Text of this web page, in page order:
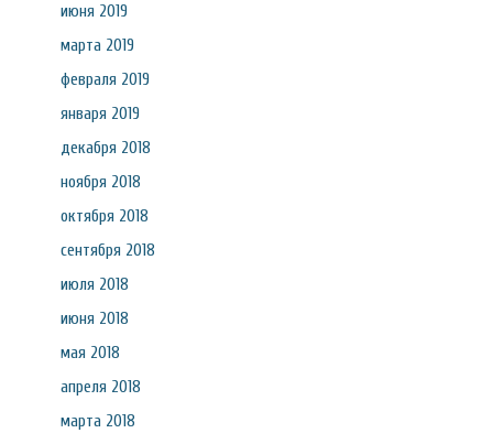
июня 2019
марта 2019
февраля 2019
января 2019
декабря 2018
ноября 2018
октября 2018
сентября 2018
июля 2018
июня 2018
мая 2018
апреля 2018
марта 2018